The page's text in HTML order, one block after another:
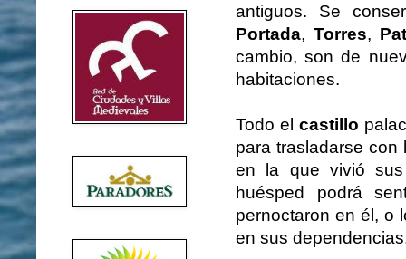
antiguos. Se
Portada, Torres,
cambio, son de
habitaciones.
Todo el castillo
para trasladarse con
en la que vivió
huésped podrá
pernoctaron en él, o
en sus